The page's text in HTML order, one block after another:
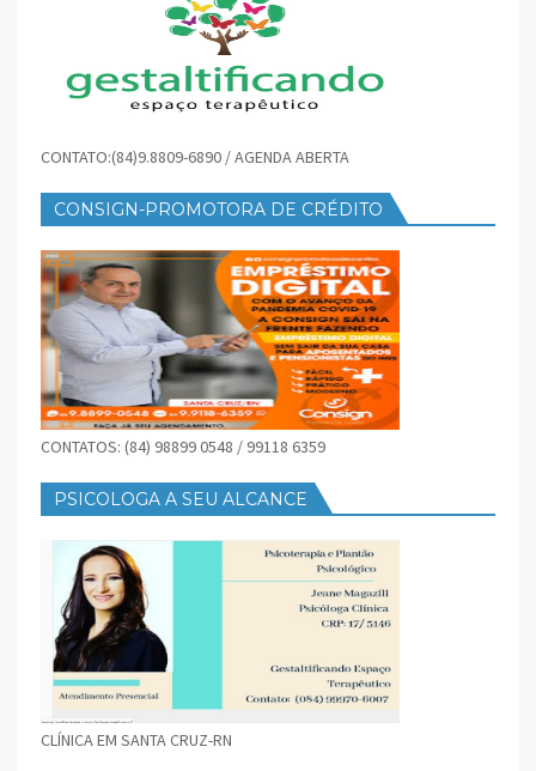
CONTATO:(84)9.8809-6890 / AGENDA ABERTA
CONSIGN-PROMOTORA DE CRÉDITO
CONTATOS: (84) 98899 0548 / 99118 6359
PSICOLOGA A SEU ALCANCE
CLÍNICA EM SANTA CRUZ-RN